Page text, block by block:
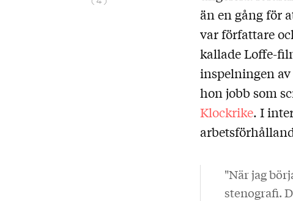
Faragó
än en gång för
var författare
kallade Loffe-
inspelningen av
hon jobb som
Klockrike. I
"När jag
stenografi.